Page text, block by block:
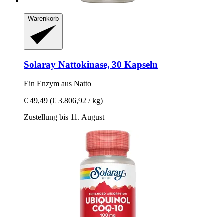
Warenkorb
Solaray Nattokinase, 30 Kapseln
Ein Enzym aus Natto
€ 49,49 (€ 3.806,92 / kg)
Zustellung bis 11. August